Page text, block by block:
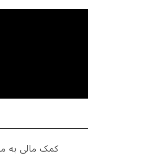
کمک مالی به